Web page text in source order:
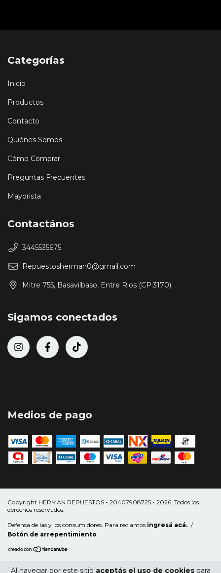
Al navegar por este sitio aceptás el uso de cookiespara
Categorías
Inicio
Productos
Contacto
Quiénes Somos
Cómo Comprar
Preguntas Frecuentes
Mayorista
Contactános
3445535675
Repuestosherman0@gmail.com
Mitre 755, Basavilbaso, Entre Rios (CP:3170)
Sigamos conectados
Medios de pago
Copyright HERMAN REPUESTOS - 20407908725 - 2026. Todos los
derechos reservados.
Defensa de las y los consumidores. Para reclamos ingresá acá. /
Botón de arrepentimiento